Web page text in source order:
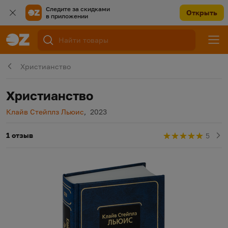
Следите за скидками
в приложении
Открыть
Христианство
Христианство
Автор
Клайв Стейплз Льюис, Год издания
2023
1 отзыв 5